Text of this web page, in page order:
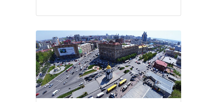
Кряж берет свое начало у гор Алтая
районе рек Томь-Чумыш и Уксунай,
дугой тянется